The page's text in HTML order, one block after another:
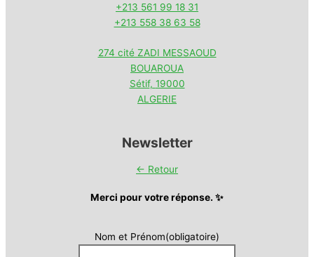
+213 561 99 18 31
+213 558 38 63 58
274 cité ZADI MESSAOUD
BOUAROUA
Sétif, 19000
ALGERIE
Newsletter
← Retour
Merci pour votre réponse. ✨
Nom et Prénom(obligatoire)